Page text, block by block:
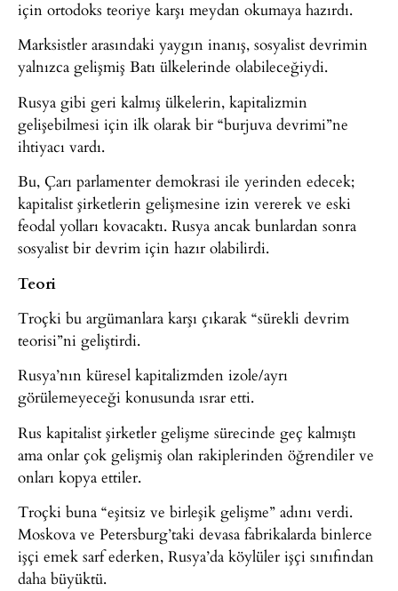
için ortodoks teoriye karşı meydan okumaya hazırdı.
Marksistler arasındaki yaygın inanış, sosyalist devrimin
yalnızca gelişmiş Batı ülkelerinde olabileceğiydi.
Rusya gibi geri kalmış ülkelerin, kapitalizmin
gelişebilmesi için ilk olarak bir “burjuva devrimi”ne
ihtiyacı vardı.
Bu, Çarı parlamenter demokrasi ile yerinden edecek;
kapitalist şirketlerin gelişmesine izin vererek ve eski
feodal yolları kovacaktı. Rusya ancak bunlardan sonra
sosyalist bir devrim için hazır olabilirdi.
Teori
Troçki bu argümanlara karşı çıkarak “sürekli devrim
teorisi”ni geliştirdi.
Rusya’nın küresel kapitalizmden izole/ayrı
görülemeyeceği konusunda ısrar etti.
Rus kapitalist şirketler gelişme sürecinde geç kalmıştı
ama onlar çok gelişmiş olan rakiplerinden öğrendiler ve
onları kopya ettiler.
Troçki buna “eşitsiz ve birleşik gelişme” adını verdi.
Moskova ve Petersburg’taki devasa fabrikalarda binlerce
işçi emek sarf ederken, Rusya’da köylüler işçi sınıfından
daha büyüktü.